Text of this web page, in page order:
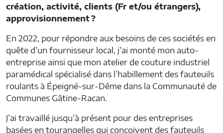
création, activité, clients (Fr et/ou étrangers),
approvisionnement ?
En 2022, pour répondre aux besoins de ces sociétés en
quête d’un fournisseur local, j’ai monté mon auto-
entreprise ainsi que mon atelier de couture industriel
paramédical spécialisé dans l’habillement des fauteuils
roulants à Épeigné-sur-Dême dans la Communauté de
Communes Gâtine-Racan.
J’ai travaillé jusqu’à présent pour des entreprises
basées en tourangelles qui conçoivent des fauteuils